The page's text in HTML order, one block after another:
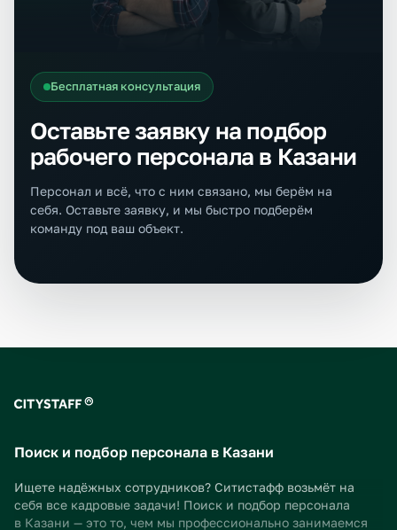
Бесплатная консультация
Оставьте заявку на подбор
рабочего персонала в Казани
Персонал и всё, что с ним связано, мы берём на
себя. Оставьте заявку, и мы быстро подберём
команду под ваш объект.
Поиск и подбор персонала в Казани
Ищете надёжных сотрудников? Ситистафф возьмёт на
себя все кадровые задачи! Поиск и подбор персонала
в Казани — это то, чем мы профессионально занимаемся